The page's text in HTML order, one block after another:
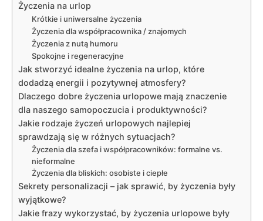
Życzenia na urlop
Krótkie i uniwersalne życzenia
Życzenia dla współpracownika / znajomych
Życzenia z nutą humoru
Spokojne i regeneracyjne
Jak stworzyć idealne życzenia na urlop, które
dodadzą energii i pozytywnej atmosfery?
Dlaczego dobre życzenia urlopowe mają znaczenie
dla naszego samopoczucia i produktywności?
Jakie rodzaje życzeń urlopowych najlepiej
sprawdzają się w różnych sytuacjach?
Życzenia dla szefa i współpracowników: formalne vs.
nieformalne
Życzenia dla bliskich: osobiste i ciepłe
Sekrety personalizacji – jak sprawić, by życzenia były
wyjątkowe?
Jakie frazy wykorzystać, by życzenia urlopowe były